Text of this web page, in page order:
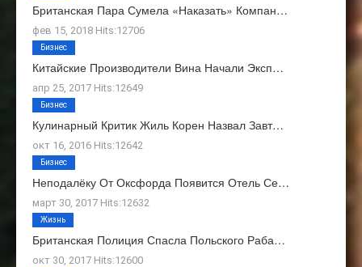
Британская Пара Сумела «наказать» Компан…
фев 15, 2018 Hits:12706
Китайские Производители Вина Начали Эксп…
апр 25, 2017 Hits:12649
Бизнес
Кулинарный Критик Жиль Корен Назвал Завт…
окт 16, 2016 Hits:12642
Бизнес
Неподалёку От Оксфорда Появится Отель Се…
март 30, 2017 Hits:12632
Бизнес
Британская Полиция Спасла Польского Раба…
окт 30, 2017 Hits:12600
Жизнь